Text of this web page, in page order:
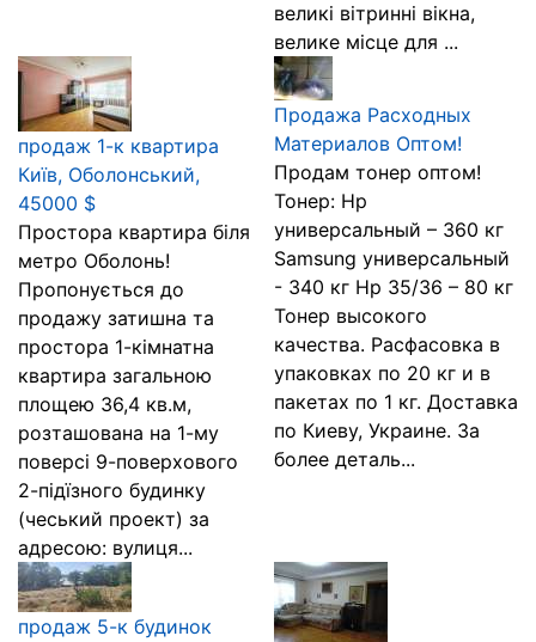
великі вітринні вікна,
велике місце для ...
продаж 1-к квартира
Київ, Оболонський,
45000 $
Простора квартира біля
метро Оболонь!
Пропонується до
продажу затишна та
простора 1-кімнатна
квартира загальною
площею 36,4 кв.м,
розташована на 1-му
поверсі 9-поверхового
2-підїзного будинку
(чеський проект) за
адресою: вулиця...
Продажа Расходных
Материалов Оптом!
Продам тонер оптом!
Тонер: Hp
универсальный – 360 кг
Samsung универсальный
- 340 кг Hp 35/36 – 80 кг
Тонер высокого
качества. Расфасовка в
упаковках по 20 кг и в
пакетах по 1 кг. Доставка
по Киеву, Украине. За
более деталь...
продаж 5-к будинок